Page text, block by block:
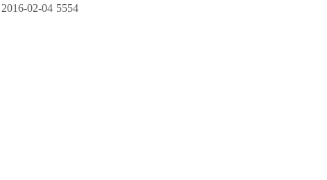
2016-02-04 5554